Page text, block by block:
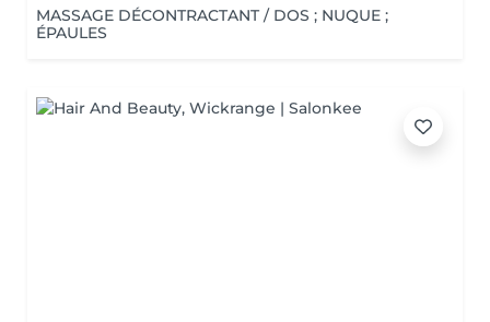
MASSAGE DÉCONTRACTANT / DOS ; NUQUE ;
ÉPAULES